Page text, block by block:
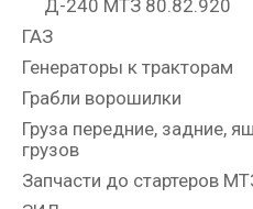
Д-240 МТЗ 80.82.920
ГАЗ
Генераторы к тракторам
Грабли ворошилки
Груза передние, задние,
грузов
Запчасти до стартеров